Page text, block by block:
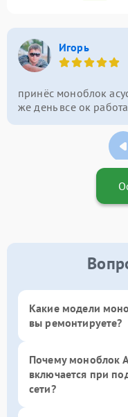
Игорь
принёс моноблок
же день все ок
Какие модели
вы ремонтируете?
Почему моноблок
включается при
сети?